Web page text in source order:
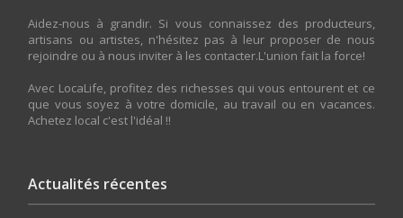
Aidez-nous à grandir. Si vous connaissez des producteurs,
artisans ou artistes, n'hésitez pas à leur proposer de nous
rejoindre ou à nous inviter à les contacter.L'union fait la force!
Avec LocaLife, profitez des richesses qui vous entourent et ce
que vous soyez à votre domicile, au travail ou en vacances.
Achetez local c'est l'idéal !!
Actualités récentes